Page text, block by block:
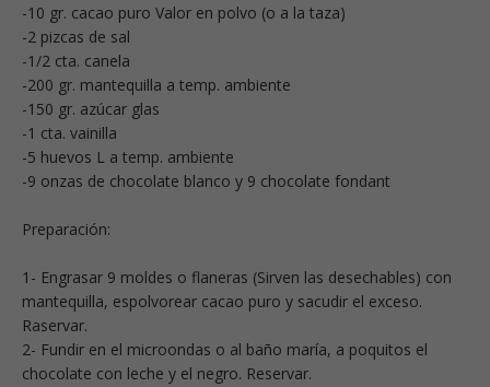
-10 gr. cacao puro Valor en polvo (o a la taza)
-2 pizcas de sal
-1/2 cta. canela
-200 gr. mantequilla a temp. ambiente
-150 gr. azúcar glas
-1 cta. vainilla
-5 huevos L a temp. ambiente
-9 onzas de chocolate blanco y 9 chocolate fondant
Preparación:
1- Engrasar 9 moldes o flaneras (Sirven las desechables) con
mantequilla, espolvorear cacao puro y sacudir el exceso.
Raservar.
2- Fundir en el microondas o al baño maría, a poquitos el
chocolate con leche y el negro. Reservar.